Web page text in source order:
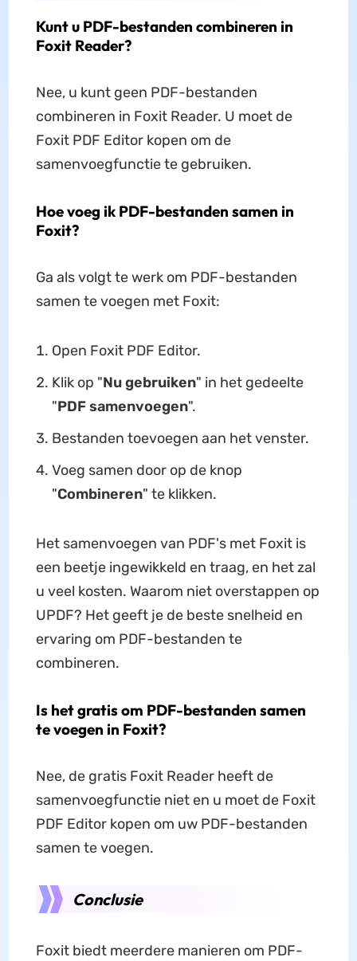
Kunt u PDF-bestanden combineren in
Foxit Reader?
Nee, u kunt geen PDF-bestanden
combineren in Foxit Reader. U moet de
Foxit PDF Editor kopen om de
samenvoegfunctie te gebruiken.
Hoe voeg ik PDF-bestanden samen in
Foxit?
Ga als volgt te werk om PDF-bestanden
samen te voegen met Foxit:
Open Foxit PDF Editor.
Klik op "Nu gebruiken" in het gedeelte
"PDF samenvoegen".
Bestanden toevoegen aan het venster.
Voeg samen door op de knop
"Combineren" te klikken.
Het samenvoegen van PDF's met Foxit is
een beetje ingewikkeld en traag, en het zal
u veel kosten. Waarom niet overstappen op
UPDF? Het geeft je de beste snelheid en
ervaring om PDF-bestanden te
combineren.
Is het gratis om PDF-bestanden samen
te voegen in Foxit?
Nee, de gratis Foxit Reader heeft de
samenvoegfunctie niet en u moet de Foxit
PDF Editor kopen om uw PDF-bestanden
samen te voegen.
Conclusie
Foxit biedt meerdere manieren om PDF-